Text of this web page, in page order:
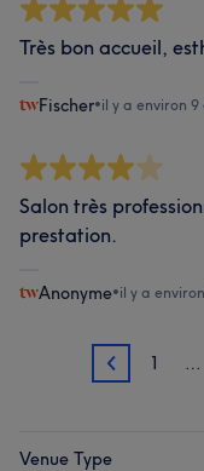
Très bon accueil,
Fischer•il y a environ 9
Salon très
prestation.
Anonyme•il y a
9 1 …
Venue Type